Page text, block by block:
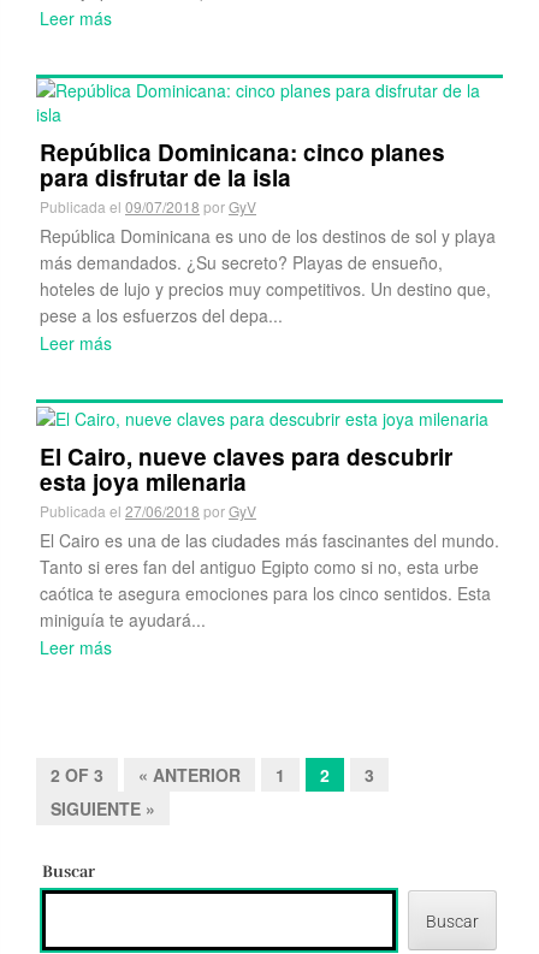
Leer más
República Dominicana: cinco planes
para disfrutar de la isla
Publicada el 09/07/2018 porGyV
República Dominicana es uno de los destinos de sol y playa
más demandados. ¿Su secreto? Playas de ensueño,
hoteles de lujo y precios muy competitivos. Un destino que,
pese a los esfuerzos del depa...
Leer más
El Cairo, nueve claves para descubrir
esta joya milenaria
Publicada el 27/06/2018 porGyV
El Cairo es una de las ciudades más fascinantes del mundo.
Tanto si eres fan del antiguo Egipto como si no, esta urbe
caótica te asegura emociones para los cinco sentidos. Esta
miniguía te ayudará...
Leer más
2 OF 3 « ANTERIOR 1 2
3
SIGUIENTE »
Buscar
Buscar